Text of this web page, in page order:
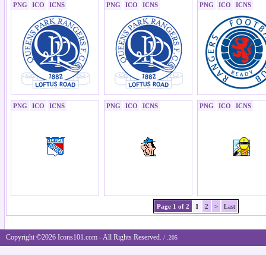
PNG ICO ICNS PNG ICO ICNS PNG ICO ICNS
PNG ICO ICNS PNG ICO ICNS PNG ICO ICNS
Page 1 of 2 1 2 > Last
Copyright ©2026 Icons101.com - All Rights Reserved. / .205